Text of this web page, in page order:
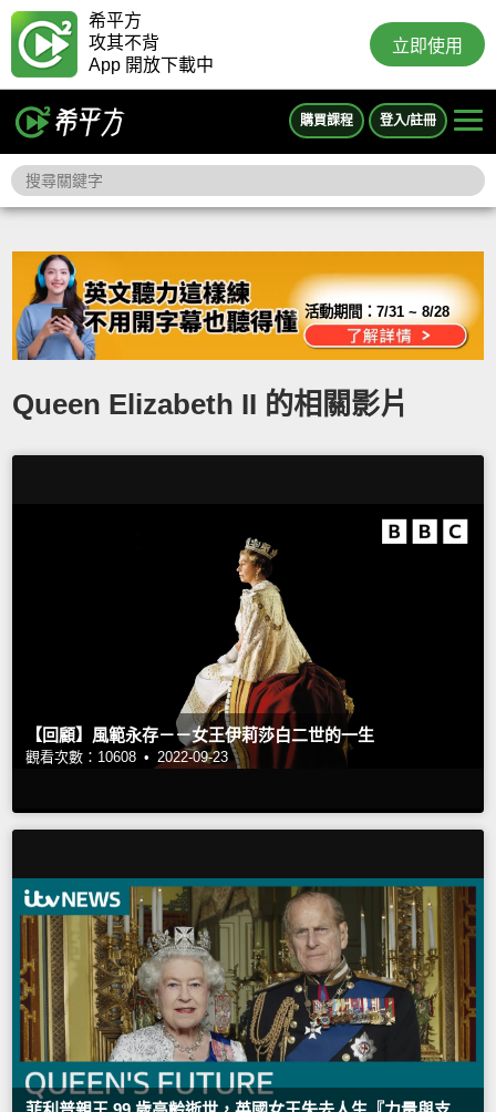
希平方
攻其不背
App 開放下載中
立即使用
購買課程 登入/註冊
活動期間：7/31 ~ 8/28
Queen Elizabeth II 的相關影片
【回顧】風範永存－－女王伊莉莎白二世的一生
觀看次數：10608 • 2022-09-23